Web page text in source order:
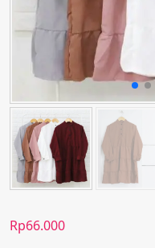
Rp66.000